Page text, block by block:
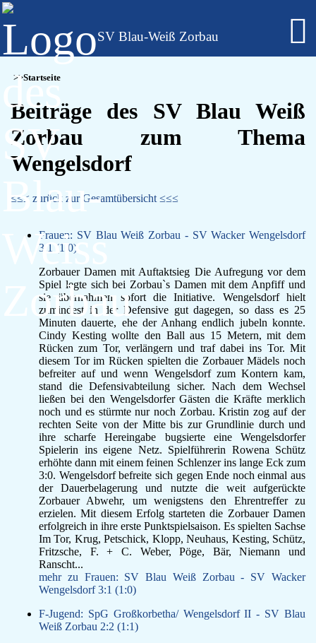
Alte Herren
Fußball - Frauen
Regionalklasse 4 - Sachsen-Anhalt
Bambini-Girls
A-Jugend
C-Jugend
D-Jugend
E-Jugend
F-Jugend
Leichtathletik
Gymnastikgruppe
Läufergruppe
Verein
Aktuelles
Spielstätte
Stadionordnung
Kontakt
Vereinsgeschichte
Dokumente
Rechtliches
Datenschutz
Impressum
SV Blau-Weiß Zorbau
Startseite
Beiträge des SV Blau Weiß
Zorbau zum Thema
Wengelsdorf
≤≤≤ zurück zur Gesamtübersicht ≤≤≤
Frauen: SV Blau Weiß Zorbau - SV Wacker Wengelsdorf
3:1 (1:0)
Zorbauer Damen mit Auftaktsieg Die Aufregung vor dem
Spiel legte sich bei Zorbau`s Damen mit dem Anpfiff und
sie übernahmen sofort die Initiative. Wengelsdorf hielt
zumindest in der Defensive gut dagegen, so dass es 25
Minuten dauerte, ehe der Anhang endlich jubeln konnte.
Cindy Kesting wollte den Ball aus 15 Metern, mit dem
Rücken zum Tor, verlängern und traf dabei ins Tor. Mit
diesem Tor im Rücken spielten die Zorbauer Mädels noch
befreiter auf und wenn Wengelsdorf zum Kontern kam,
stand die Defensivabteilung sicher. Nach dem Wechsel
ließen bei den Wengelsdorfer Gästen die Kräfte merklich
noch und es stürmte nur noch Zorbau. Kristin zog auf der
rechten Seite von der Mitte bis zur Grundlinie durch und
ihre scharfe Hereingabe bugsierte eine Wengelsdorfer
Spielerin ins eigene Netz. Spielführerin Rowena Schütz
erhöhte dann mit einem feinen Schlenzer ins lange Eck zum
3:0. Wengelsdorf befreite sich gegen Ende noch einmal aus
der Dauerbelagerung und nutzte die weit aufgerückte
Zorbauer Abwehr, um wenigstens den Ehrentreffer zu
erzielen. Mit diesem Erfolg starteten die Zorbauer Damen
erfolgreich in ihre erste Punktspielsaison. Es spielten Sachse
Im Tor, Krug, Petschick, Klopp, Neuhaus, Kesting, Schütz,
Fritzsche, F. + C. Weber, Pöge, Bär, Niemann und
Ranscht...
mehr zu Frauen: SV Blau Weiß Zorbau - SV Wacker
Wengelsdorf 3:1 (1:0)
F-Jugend: SpG Großkorbetha/ Wengelsdorf II - SV Blau
Weiß Zorbau 2:2 (1:1)